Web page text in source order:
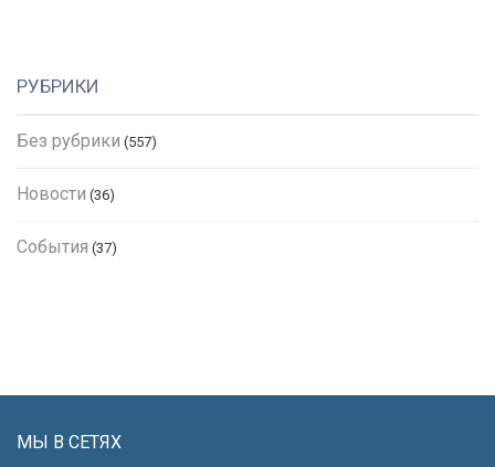
РУБРИКИ
Без рубрики (557)
Новости (36)
События (37)
МЫ В СЕТЯХ